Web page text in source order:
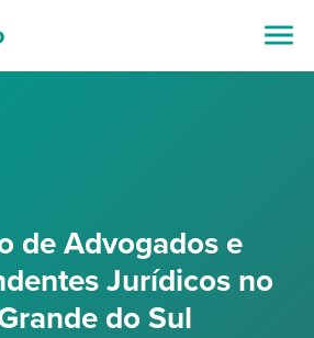
de Advogados e
Jurídicos no
do Sul